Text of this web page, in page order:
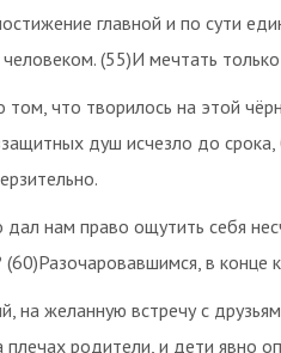
главной и по сути
(55)И мечтать
что творилось на этой
душ исчезло до
нам право ощутить себя
в конце
на желанную встречу с
родители, и дети явно